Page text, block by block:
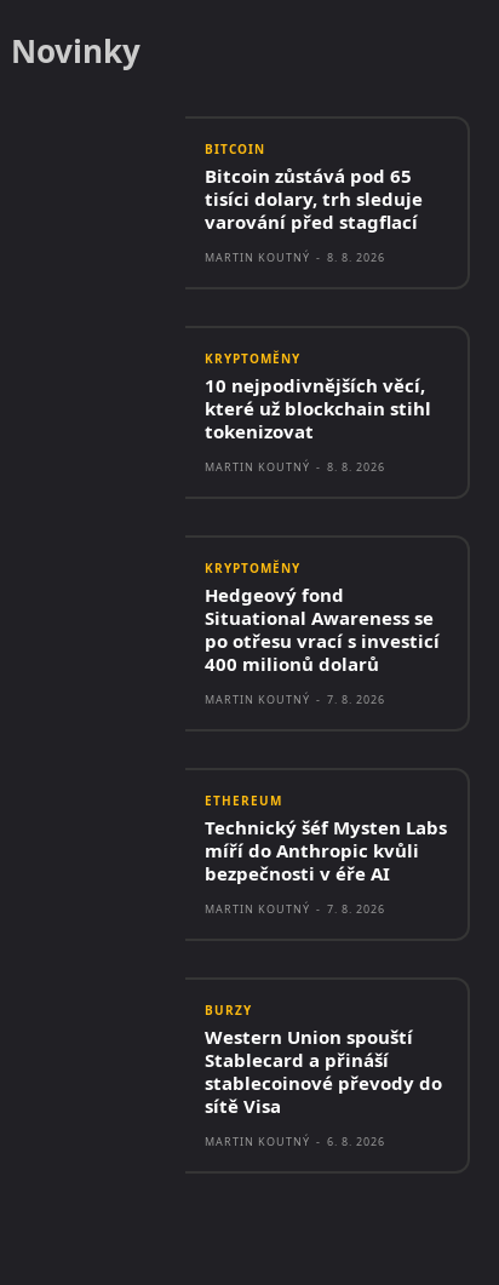
Novinky
BITCOIN
Bitcoin zůstává pod 65
tisíci dolary, trh sleduje
varování před stagflací
MARTIN KOUTNÝ - 8. 8. 2026
KRYPTOMĚNY
10 nejpodivnějších věcí,
které už blockchain stihl
tokenizovat
MARTIN KOUTNÝ - 8. 8. 2026
KRYPTOMĚNY
Hedgeový fond
Situational Awareness se
po otřesu vrací s investicí
400 milionů dolarů
MARTIN KOUTNÝ - 7. 8. 2026
ETHEREUM
Technický šéf Mysten Labs
míří do Anthropic kvůli
bezpečnosti v éře AI
MARTIN KOUTNÝ - 7. 8. 2026
BURZY
Western Union spouští
Stablecard a přináší
stablecoinové převody do
sítě Visa
MARTIN KOUTNÝ - 6. 8. 2026